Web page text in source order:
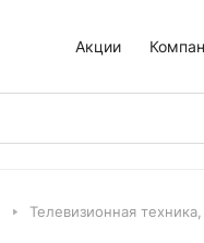
Акции
Телевизионная